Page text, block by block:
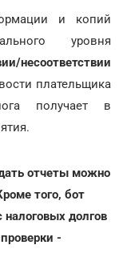
и копий
уровня
несоответствии
плательщика
получает в
отчеты можно
того, бот
налоговых долгов
-